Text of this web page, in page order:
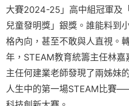
大賽2024-25」高中組冠軍及
兒童發明獎」銀獎。誰能料到
格內向，甚至不敢與人直視。
年，STEAM教育統籌主任林
主任何建業老師發現了兩姊妹
人生中的第一場STEAM比賽